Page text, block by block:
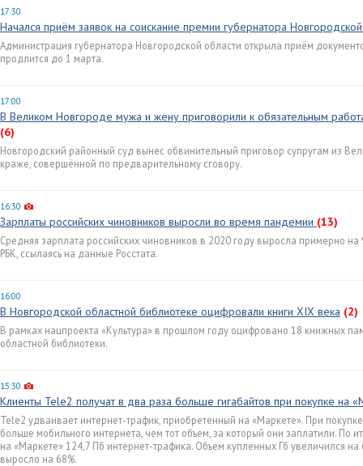
17:30
Начался приём заявок на соискание премии губернатора
Администрация губернатора Новгородской области открыла приём
продлится до 1 марта.
17:00
В Великом Новгороде мужа и жену приговорили к обязательным
(6)
Новгородский районный суд вынес обвинительный приговор супругам из
краже, совершённой по предварительному сговору.
16:30
Зарплаты российских чиновников выросли во время пандемии (13)
Средняя зарплата российских чиновников в 2020 году выросла примерно
РБК, ссылаясь на данные Росстата.
16:00
В Новгородской областной библиотеке оцифровали книги XIX века (2)
В рамках нацпроекта «Культура» в прошлом году оцифровано 18 книжных
областной библиотеки.
15:30
Клиенты Tele2 получат в два раза больше гигабайтов при покупке на
Tele2 удваивает интернет-трафик, приобретенный на «Маркете». При
больше мобильного интернета, чем тот объем, за который они заплатили. По
на «Маркете» 124,7 Пб интернет-трафика. Объем купленных Гб увеличился
выросло на 68%.